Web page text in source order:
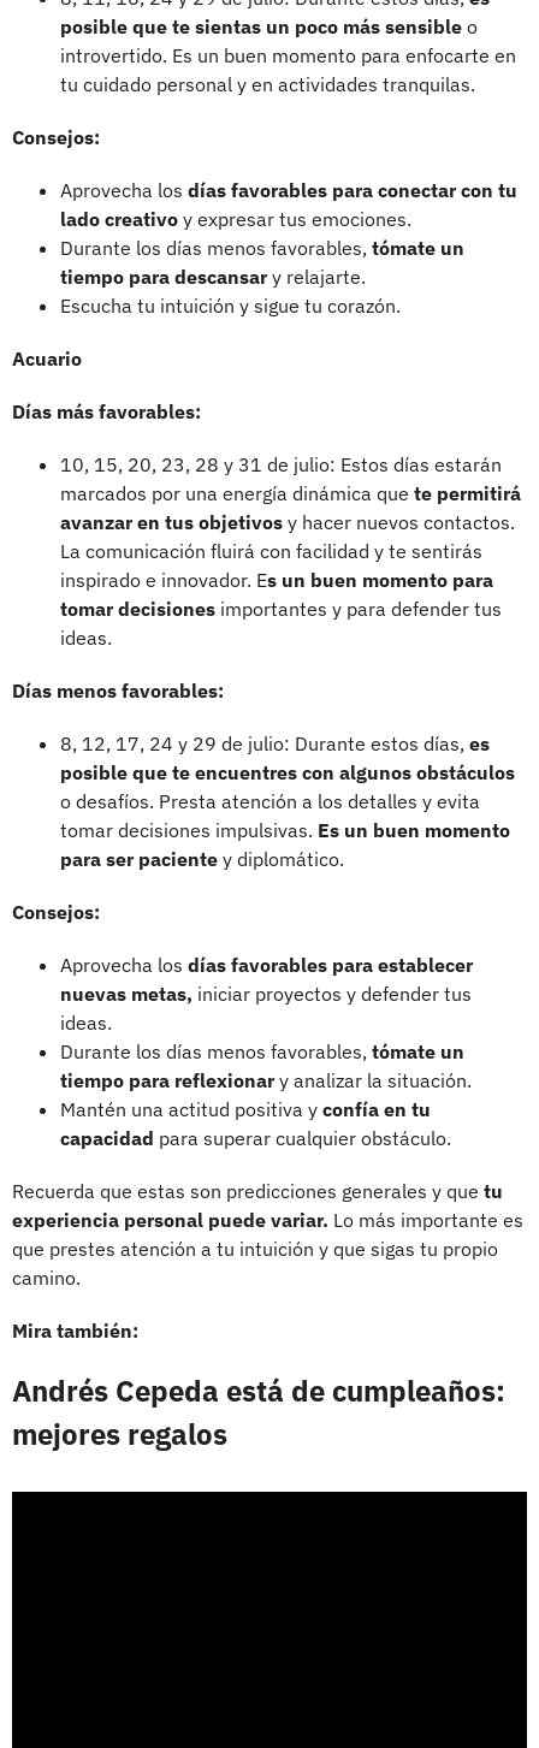
posible que te sientas un poco más sensible o
introvertido. Es un buen momento para enfocarte en
tu cuidado personal y en actividades tranquilas.
Consejos:
Aprovecha los días favorables para conectar con tu
lado creativo y expresar tus emociones.
Durante los días menos favorables, tómate un
tiempo para descansary relajarte.
Escucha tu intuición y sigue tu corazón.
Acuario
Días más favorables:
10, 15, 20, 23, 28 y 31 de julio: Estos días estarán
marcados por una energía dinámica que te permitirá
avanzar en tus objetivos y hacer nuevos contactos.
La comunicación fluirá con facilidad y te sentirás
inspirado e innovador. Es un buen momento para
tomar decisiones importantes y para defender tus
ideas.
Días menos favorables:
8, 12, 17, 24 y 29 de julio: Durante estos días, es
posible que te encuentres con algunos obstáculos
o desafíos. Presta atención a los detalles y evita
tomar decisiones impulsivas. Es un buen momento
para ser paciente y diplomático.
Consejos:
Aprovecha los días favorables para establecer
nuevas metas, iniciar proyectos y defender tus
ideas.
Durante los días menos favorables, tómate un
tiempo para reflexionary analizar la situación.
Mantén una actitud positiva y confía en tu
capacidad para superar cualquier obstáculo.
Recuerda que estas son predicciones generales y que tu
experiencia personal puede variar. Lo más importante es
que prestes atención a tu intuición y que sigas tu propio
camino.
Mira también:
Andrés Cepeda está de cumpleaños:
mejores regalos